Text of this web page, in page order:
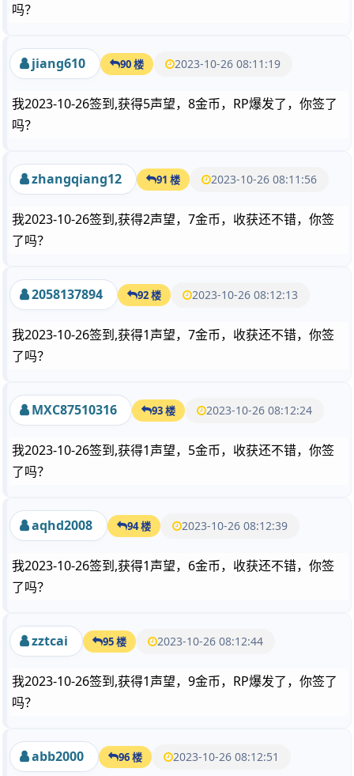
吗？
jiang610 90 楼 2023-10-26 08:11:19
我2023-10-26签到,获得5声望，8金币，RP爆发了，你签了
吗？
zhangqiang12 91 楼 2023-10-26 08:11:56
我2023-10-26签到,获得2声望，7金币，收获还不错，你签
了吗？
2058137894 92 楼 2023-10-26 08:12:13
我2023-10-26签到,获得1声望，7金币，收获还不错，你签
了吗？
MXC87510316 93 楼 2023-10-26 08:12:24
我2023-10-26签到,获得1声望，5金币，收获还不错，你签
了吗？
aqhd2008 94 楼 2023-10-26 08:12:39
我2023-10-26签到,获得1声望，6金币，收获还不错，你签
了吗？
zztcai 95 楼 2023-10-26 08:12:44
我2023-10-26签到,获得1声望，9金币，RP爆发了，你签了
吗？
abb2000 96 楼 2023-10-26 08:12:51